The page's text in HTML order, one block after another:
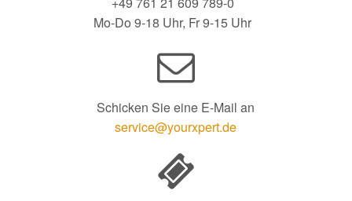
Mo-Do 9-18 Uhr, Fr 9-15 Uhr
Schicken Sie eine E-Mail an
service@yourxpert.de